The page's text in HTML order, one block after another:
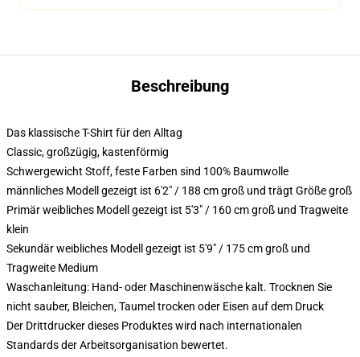
Beschreibung
Das klassische T-Shirt für den Alltag
Classic, großzügig, kastenförmig
Schwergewicht Stoff, feste Farben sind 100% Baumwolle
männliches Modell gezeigt ist 6'2" / 188 cm groß und trägt Größe groß
Primär weibliches Modell gezeigt ist 5'3" / 160 cm groß und Tragweite
klein
Sekundär weibliches Modell gezeigt ist 5'9" / 175 cm groß und
Tragweite Medium
Waschanleitung: Hand- oder Maschinenwäsche kalt. Trocknen Sie
nicht sauber, Bleichen, Taumel trocken oder Eisen auf dem Druck
Der Drittdrucker dieses Produktes wird nach internationalen
Standards der Arbeitsorganisation bewertet.